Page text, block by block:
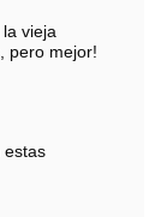
vieja
pero mejor!
estas